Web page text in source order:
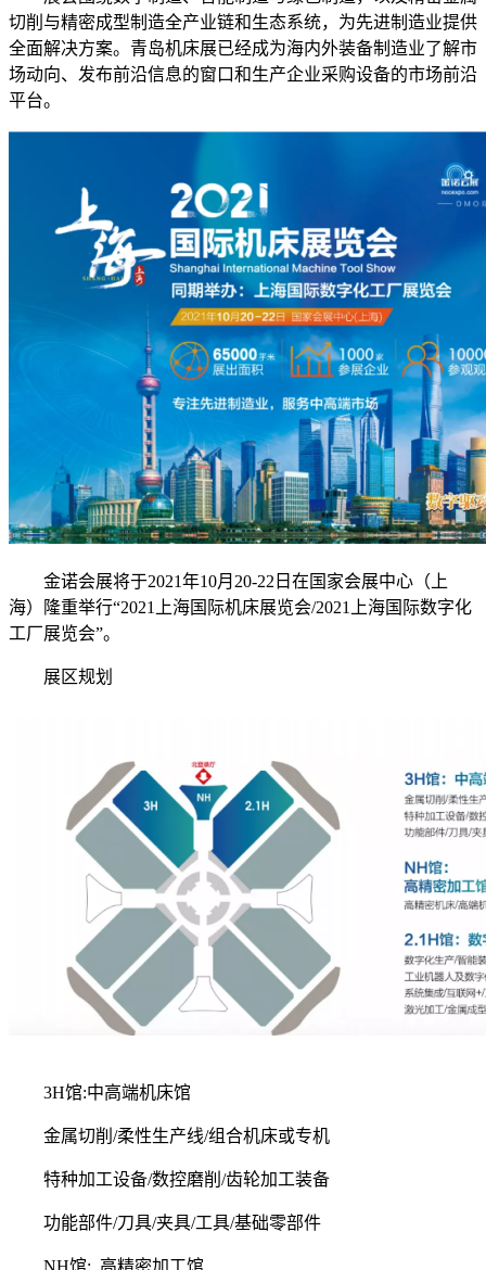
切削与精密成型制造全产业链和生态系统，为先进制造业提供
全面解决方案。青岛机床展已经成为海内外装备制造业了解市
场动向、发布前沿信息的窗口和生产企业采购设备的市场前沿
平台。
金诺会展将于2021年10月20-22日在国家会展中心（上
海）隆重举行“2021上海国际机床展览会/2021上海国际数字化
工厂展览会”。
展区规划
3H馆:中高端机床馆
金属切削/柔性生产线/组合机床或专机
特种加工设备/数控磨削/齿轮加工装备
功能部件/刀具/夹具/工具/基础零部件
NH馆: .高精密加工馆